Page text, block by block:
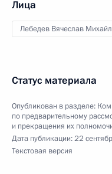
Лица
Лебедев Вячеслав
Статус материала
Опубликован в разделе:
по предварительному
и прекращения их
Дата публикации:22
Текстовая версия